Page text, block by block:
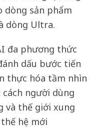
dòng sản phẩm
dòng Ultra.
đa phương thức
dấu bước tiến
thực hóa tầm nhìn
người dùng
và thế giới xung
hệ mới